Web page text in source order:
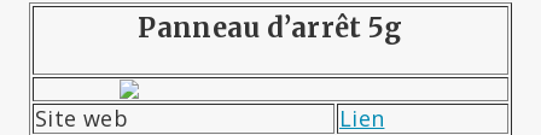
Panneau d’arrêt 5g
Site web
Lien